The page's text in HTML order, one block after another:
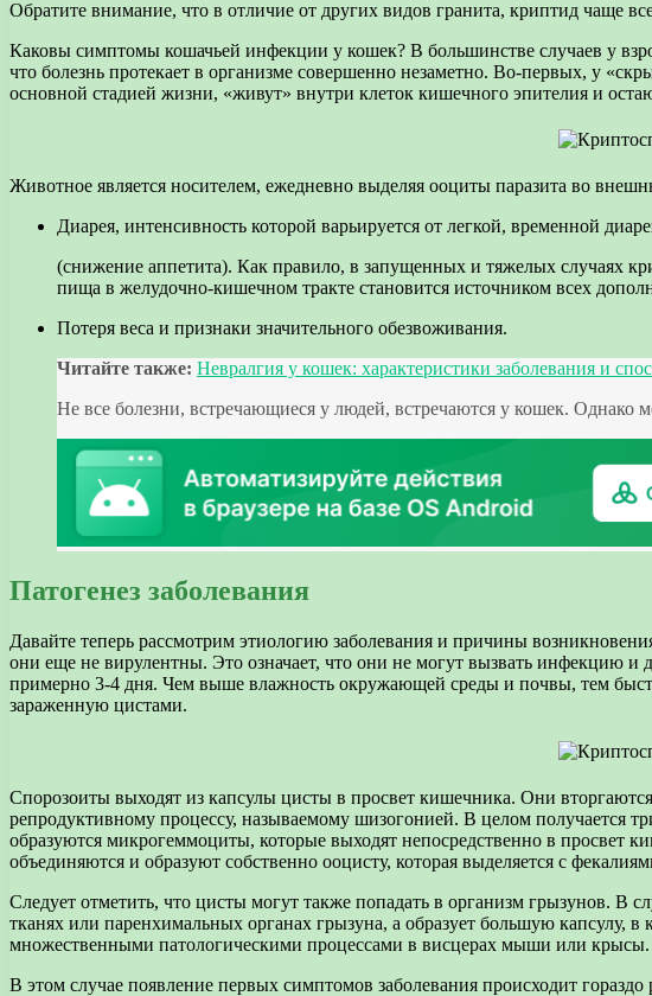
Обратите внимание, что в отличие от других видов гранита, криптид чаще
Каковы симптомы кошачьей инфекции у кошек? В большинстве случаев у
что болезнь протекает в организме совершенно незаметно. Во-первых, у
основной стадией жизни, «живут» внутри клеток кишечного эпителия и
Животное является носителем, ежедневно выделяя ооциты паразита во
Диарея, интенсивность которой варьируется от легкой, временной
(снижение аппетита). Как правило, в запущенных и тяжелых случаях
пища в желудочно-кишечном тракте становится источником всех
Потеря веса и признаки значительного обезвоживания.
Читайте также: Невралгия у кошек: характеристики заболевания и
Не все болезни, встречающиеся у людей, встречаются у кошек. Однако
Патогенез заболевания
Давайте теперь рассмотрим этиологию заболевания и причины
они еще не вирулентны. Это означает, что они не могут вызвать инфекцию и
примерно 3-4 дня. Чем выше влажность окружающей среды и почвы, тем
зараженную цистами.
Спорозоиты выходят из капсулы цисты в просвет кишечника. Они
репродуктивному процессу, называемому шизогонией. В целом получается
образуются микрогеммоциты, которые выходят непосредственно в
объединяются и образуют собственно ооцисту, которая выделяется с
Следует отметить, что цисты могут также попадать в организм грызунов. В
тканях или паренхимальных органах грызуна, а образует большую капсулу,
множественными патологическими процессами в висцерах мыши или крысы.
В этом случае появление первых симптомов заболевания происходит